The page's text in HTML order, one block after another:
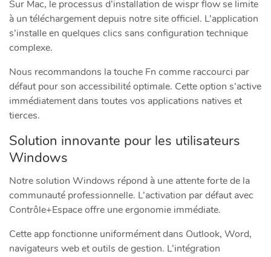
Sur Mac, le processus d’installation de wispr flow se limite
à un téléchargement depuis notre site officiel. L’application
s’installe en quelques clics sans configuration technique
complexe.
Nous recommandons la touche Fn comme raccourci par
défaut pour son accessibilité optimale. Cette option s’active
immédiatement dans toutes vos applications natives et
tierces.
Solution innovante pour les utilisateurs
Windows
Notre solution Windows répond à une attente forte de la
communauté professionnelle. L’activation par défaut avec
Contrôle+Espace offre une ergonomie immédiate.
Cette app fonctionne uniformément dans Outlook, Word,
navigateurs web et outils de gestion. L’intégration